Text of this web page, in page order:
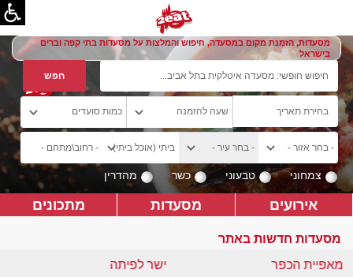
מסעדות, הזמנת מקום במסעדה, חיפוש והמלצות על מסעדות בתי קפה וברים
בישראל
צמחוני טבעוני כשר מהדרין
אירועים מסעדות מתכונים
מסעדות חדשות באתר
ישר לפיתה
מאפיית הכפר